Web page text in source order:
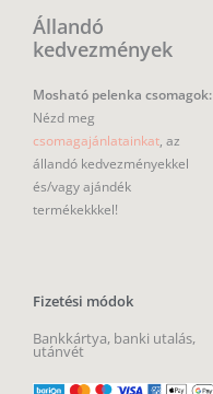
Állandó
kedvezmények
Mosható pelenka csomagok:
Nézd meg
csomagajánlatainkat, az
állandó kedvezményekkel
és/vagy ajándék
termékekkkel!
Fizetési módok
Bankkártya, banki utalás,
utánvét